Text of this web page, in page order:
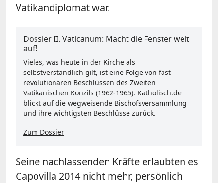
Vatikandiplomat war.
Dossier II. Vaticanum: Macht die Fenster weit
auf!
Vieles, was heute in der Kirche als
selbstverständlich gilt, ist eine Folge von fast
revolutionären Beschlüssen des Zweiten
Vatikanischen Konzils (1962-1965). Katholisch.de
blickt auf die wegweisende Bischofsversammlung
und ihre wichtigsten Beschlüsse zurück.
Zum Dossier
Seine nachlassenden Kräfte erlaubten es
Capovilla 2014 nicht mehr, persönlich